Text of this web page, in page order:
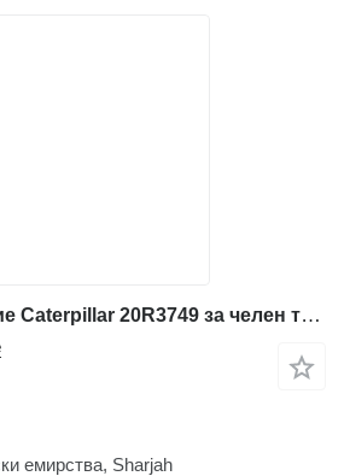
Блок за управление Caterpillar 20R3749 за челен товарач Caterpillar 966M 986K 340F 336F
емирства, Sharjah